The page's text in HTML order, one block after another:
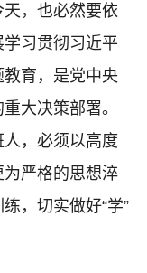
，也必然要依
习贯彻习近平
育，是党中央
大决策部署。
，必须以高度
严格的思想淬
，切实做好“学”